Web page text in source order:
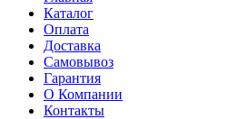
Каталог
Оплата
Доставка
Самовывоз
Гарантия
О Компании
Контакты